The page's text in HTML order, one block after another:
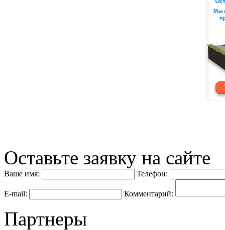
Оставьте заявку на сайте
Ваше имя: Телефон:
E-mail: Комментарий:
Партнеры